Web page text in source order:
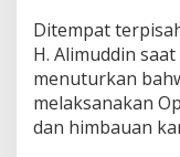
Ditempat
H. Alimuddin
menuturkan
melaksanakan
dan himbauan